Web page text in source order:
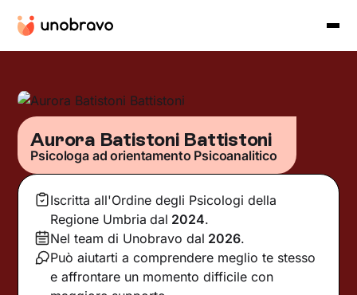
Aurora Batistoni Battistoni
Psicologa ad orientamento Psicoanalitico
Iscritta all'Ordine degli Psicologi della
Regione Umbria dal 2024.
Nel team di Unobravo dal 2026.
Può aiutarti a comprendere meglio te stesso
e affrontare un momento difficile con